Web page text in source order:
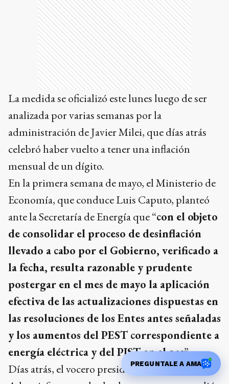
La medida se oficializó este lunes luego de ser
analizada por varias semanas por la
administración de Javier Milei, que días atrás
celebró haber vuelto a tener una inflación
mensual de un dígito.
En la primera semana de mayo, el Ministerio de
Economía, que conduce Luis Caputo, planteó
ante la Secretaría de Energía que “con el objeto
de consolidar el proceso de desinflación
llevado a cabo por el Gobierno, verificado a
la fecha, resulta razonable y prudente
postergar en el mes de mayo la aplicación
efectiva de las actualizaciones dispuestas en
las resoluciones de los Entes antes señaladas
y los aumentos del PEST correspondiente a
energía eléctrica y del PIST en el gas”.
Días atrás, el vocero presidencial, Manuel
PREGUNTALE A AMA